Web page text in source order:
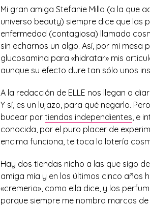
Mi gran amiga Stefanie Milla (a la que
universo beauty) siempre dice que las
enfermedad (contagiosa) llamada
sin echarnos un algo. Así, por mi
glucosamina para «hidratar» mis
aunque su efecto dure tan sólo unos
A la redacción de ELLE nos llegan a
Y sí, es un lujazo, para qué negarlo.
bucear por tiendas independientes, e
conocida, por el puro placer de
encima funciona, te toca la lotería
Hay dos tiendas nicho a las que sigo
amiga mía y en los últimos cinco años
«cremerio», como ella dice, y los
porque siempre me nombra marcas